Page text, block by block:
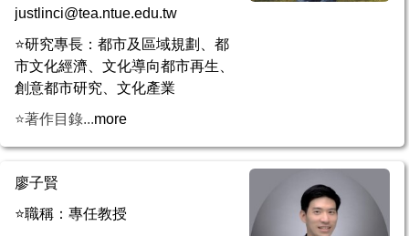
justlinci@tea.ntue.edu.tw
⭐研究專長：都市及區域規劃、都
市文化經濟、文化導向都市再生、
創意都市研究、文化產業
⭐著作目錄...more
廖子賢
⭐職稱：專任教授